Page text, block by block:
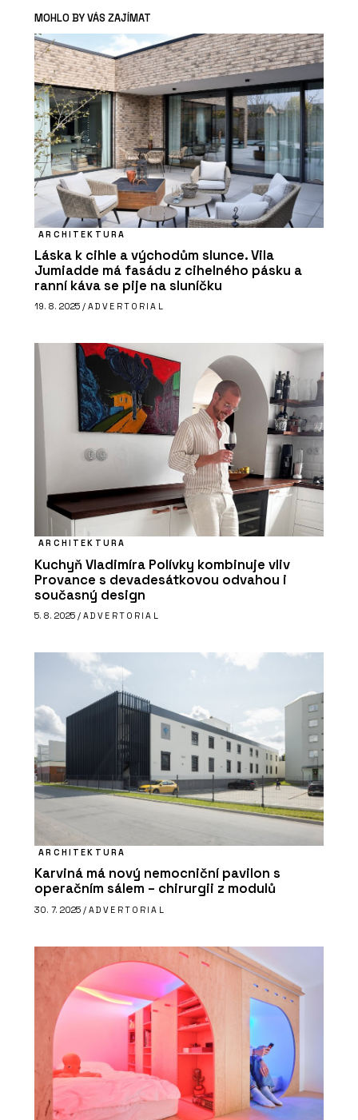
MOHLO BY VÁS ZAJÍMAT
ARCHITEKTURA
Láska k cihle a východům slunce. Vila
Jumiadde má fasádu z cihelného pásku a
ranní káva se pije na sluníčku
19. 8. 2025 / ADVERTORIAL
ARCHITEKTURA
Kuchyň Vladimíra Polívky kombinuje vliv
Provance s devadesátkovou odvahou i
současný design
5. 8. 2025 / ADVERTORIAL
ARCHITEKTURA
Karviná má nový nemocniční pavilon s
operačním sálem – chirurgii z modulů
30. 7. 2025 / ADVERTORIAL